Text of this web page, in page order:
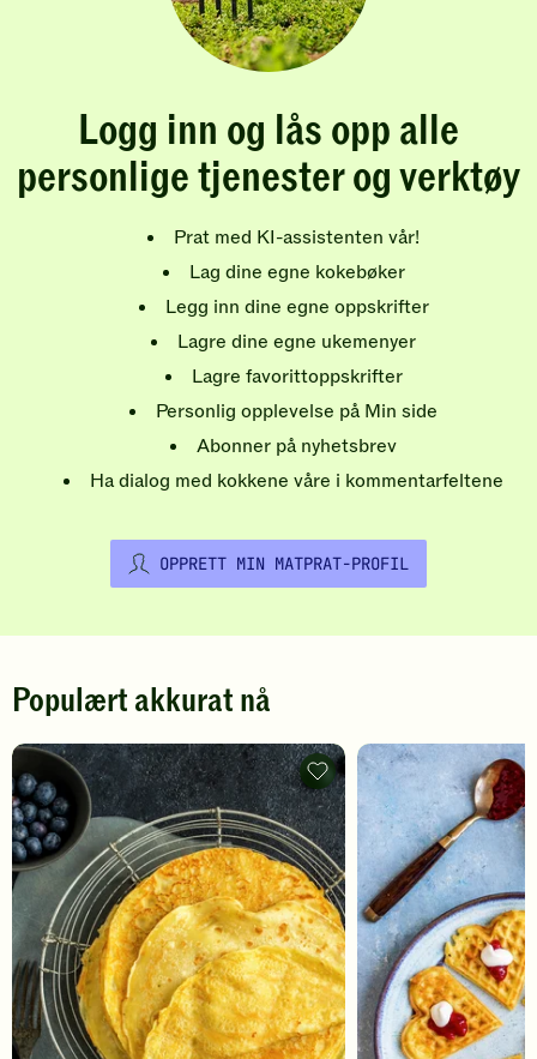
Logg inn og lås opp alle
personlige tjenester og verktøy
Prat med KI-assistenten vår!
Lag dine egne kokebøker
Legg inn dine egne oppskrifter
Lagre dine egne ukemenyer
Lagre favorittoppskrifter
Personlig opplevelse på Min side
Abonner på nyhetsbrev
Ha dialog med kokkene våre i kommentarfeltene
OPPRETT MIN MATPRAT-PROFIL
Populært akkurat nå
Pannekaker
-
legg
til
favoritter